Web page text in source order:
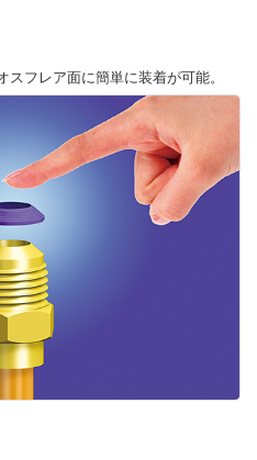
フレア面に簡単に装着が可能。